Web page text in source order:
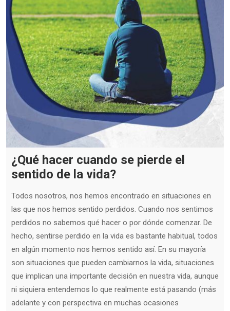
¿Qué hacer cuando se pierde el
sentido de la vida?
Todos nosotros, nos hemos encontrado en situaciones en
las que nos hemos sentido perdidos. Cuando nos sentimos
perdidos no sabemos qué hacer o por dónde comenzar. De
hecho, sentirse perdido en la vida es bastante habitual, todos
en algún momento nos hemos sentido así. En su mayoría
son situaciones que pueden cambiarnos la vida, situaciones
que implican una importante decisión en nuestra vida, aunque
ni siquiera entendemos lo que realmente está pasando (más
adelante y con perspectiva en muchas ocasiones